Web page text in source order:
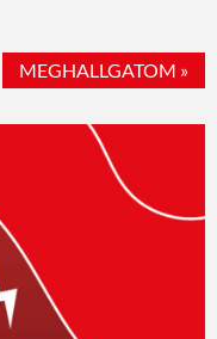
MEGHALLGATOM »